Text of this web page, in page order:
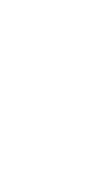
לחם מחבת שהוא